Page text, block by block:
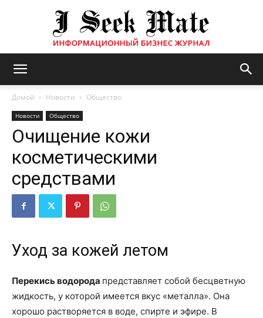
журнал
Домой Новости Общество
Новости Общество
Очищение кожи
косметическими
средствами
Уход за кожей летом
Перекись водорода представляет собой бесцветную
жидкость, у которой имеется вкус «металла». Она
хорошо растворяется в воде, спирте и эфире. В